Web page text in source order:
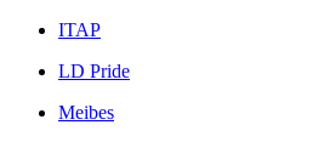
ITAP
LD Pride
Meibes